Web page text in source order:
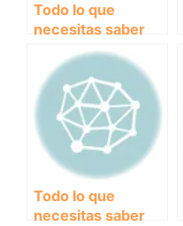
Todo lo que
necesitas saber
sobre los
desparasitantes
para perros
Todo lo que
necesitas saber